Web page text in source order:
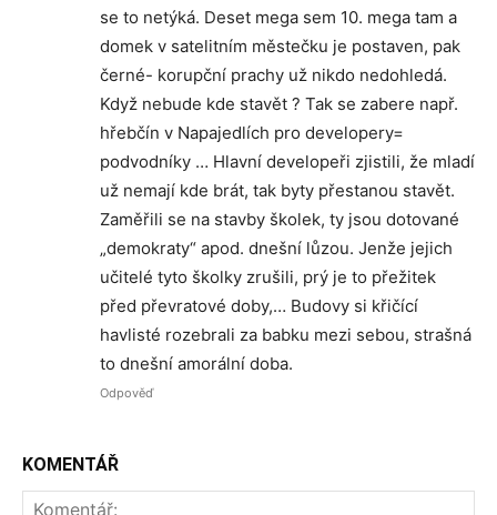
se to netýká. Deset mega sem 10. mega tam a
domek v satelitním městečku je postaven, pak
černé- korupční prachy už nikdo nedohledá.
Když nebude kde stavět ? Tak se zabere např.
hřebčín v Napajedlích pro developery=
podvodníky … Hlavní developeři zjistili, že mladí
už nemají kde brát, tak byty přestanou stavět.
Zaměřili se na stavby školek, ty jsou dotované
„demokraty“ apod. dnešní lůzou. Jenže jejich
učitelé tyto školky zrušili, prý je to přežitek
před převratové doby,… Budovy si křičící
havlisté rozebrali za babku mezi sebou, strašná
to dnešní amorální doba.
Odpověď
KOMENTÁŘ